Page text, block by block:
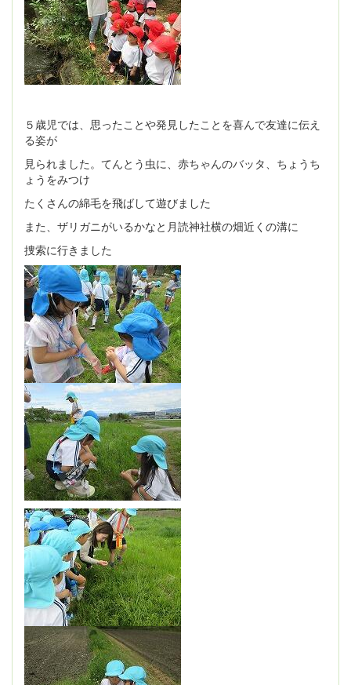
５歳児では、思ったことや発見したことを喜んで友達に伝え
る姿が
見られました。てんとう虫に、赤ちゃんのバッタ、ちょうち
ょうをみつけ
たくさんの綿毛を飛ばして遊びました
また、ザリガニがいるかなと月読神社横の畑近くの溝に
捜索に行きました